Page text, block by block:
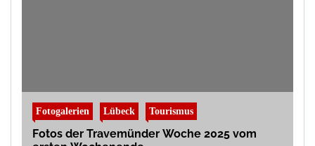
Fotogalerien Lübeck Tourismus
Fotos der Travemünder Woche 2025 vom